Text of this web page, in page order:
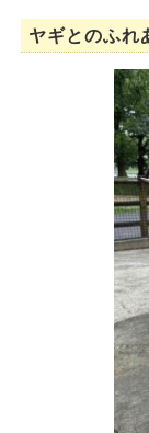
ヤギとのふれ